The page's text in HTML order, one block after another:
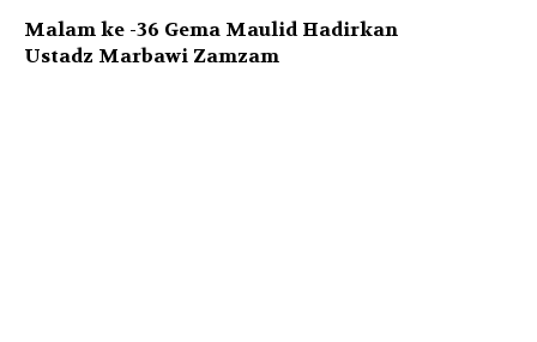
Malam ke -36 Gema Maulid Hadirkan
Ustadz Marbawi Zamzam